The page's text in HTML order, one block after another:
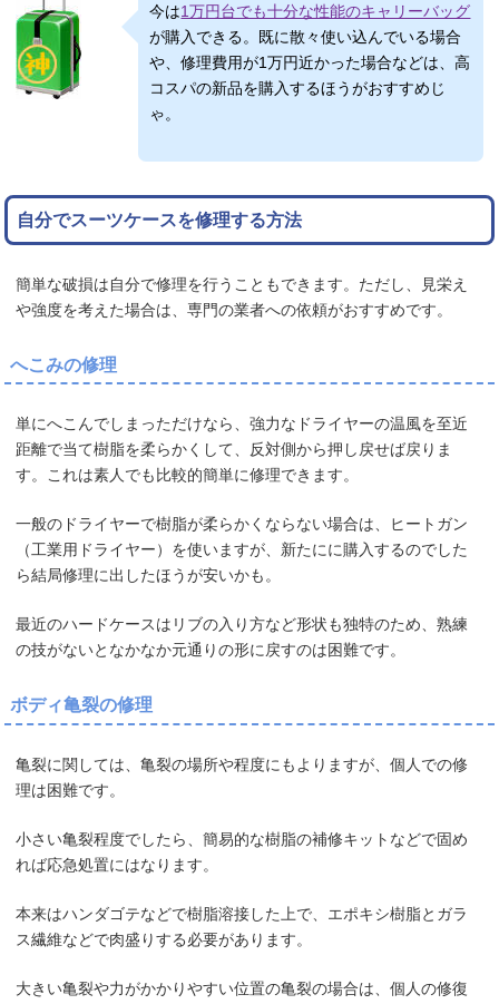
今は1万円台でも十分な性能のキャリーバッグ
が購入できる。既に散々使い込んでいる場合
や、修理費用が1万円近かった場合などは、高
コスパの新品を購入するほうがおすすめじ
ゃ。
自分でスーツケースを修理する方法
簡単な破損は自分で修理を行うこともできます。ただし、見栄え
や強度を考えた場合は、専門の業者への依頼がおすすめです。
へこみの修理
単にへこんでしまっただけなら、強力なドライヤーの温風を至近
距離で当て樹脂を柔らかくして、反対側から押し戻せば戻りま
す。これは素人でも比較的簡単に修理できます。
一般のドライヤーで樹脂が柔らかくならない場合は、ヒートガン
（工業用ドライヤー）を使いますが、新たにに購入するのでした
ら結局修理に出したほうが安いかも。
最近のハードケースはリブの入り方など形状も独特のため、熟練
の技がないとなかなか元通りの形に戻すのは困難です。
ボディ亀裂の修理
亀裂に関しては、亀裂の場所や程度にもよりますが、個人での修
理は困難です。
小さい亀裂程度でしたら、簡易的な樹脂の補修キットなどで固め
れば応急処置にはなります。
本来はハンダゴテなどで樹脂溶接した上で、エポキシ樹脂とガラ
ス繊維などで肉盛りする必要があります。
大きい亀裂や力がかかりやすい位置の亀裂の場合は、個人の修復